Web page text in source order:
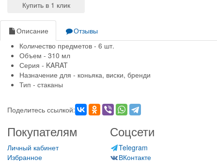
Описание
Отзывы
Количество предметов - 6 шт.
Объем - 310 мл
Серия - KARAT
Назначение для - коньяка, виски, бренди
Тип - стаканы
Поделитесь ссылкой:
Покупателям
Личный кабинет
Избранное
Соцсети
Telegram
ВКонтакте